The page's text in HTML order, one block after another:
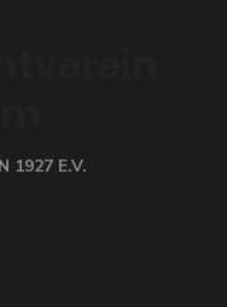
1927 E.V.